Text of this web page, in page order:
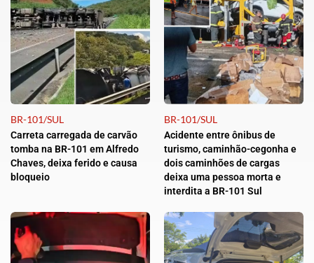
BR-101/SUL
Carreta carregada de carvão
tomba na BR-101 em Alfredo
Chaves, deixa ferido e causa
bloqueio
BR-101/SUL
Acidente entre ônibus de
turismo, caminhão-cegonha e
dois caminhões de cargas
deixa uma pessoa morta e
interdita a BR-101 Sul